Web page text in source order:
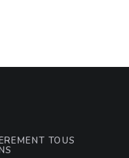
TOUS